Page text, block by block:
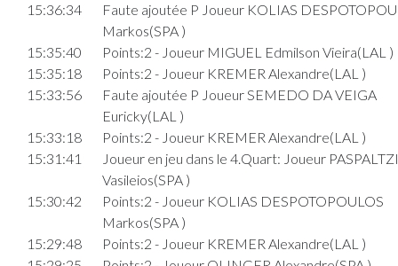
15:36:34
Faute ajoutée P Joueur KOLIAS
Markos(SPA )
15:35:40
Points:2 - Joueur MIGUEL Edmilson Vieira(LAL )
15:35:18
Points:2 - Joueur KREMER Alexandre(LAL )
15:33:56
Faute ajoutée P Joueur SEMEDO DA VEIGA
Euricky(LAL )
15:33:18
Points:2 - Joueur KREMER Alexandre(LAL )
15:31:41
Joueur en jeu dans le 4.Quart: Joueur
Vasileios(SPA )
15:30:42
Points:2 - Joueur KOLIAS DESPOTOPOULOS
Markos(SPA )
15:29:48
Points:2 - Joueur KREMER Alexandre(LAL )